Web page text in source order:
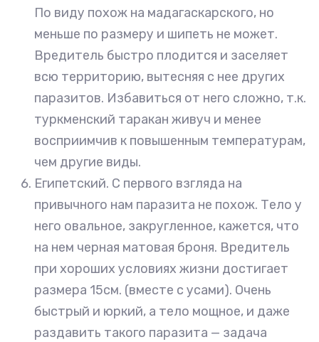
По виду похож на мадагаскарского, но
меньше по размеру и шипеть не может.
Вредитель быстро плодится и заселяет
всю территорию, вытесняя с нее других
паразитов. Избавиться от него сложно, т.к.
туркменский таракан живуч и менее
восприимчив к повышенным температурам,
чем другие виды.
Египетский. С первого взгляда на
привычного нам паразита не похож. Тело у
него овальное, закругленное, кажется, что
на нем черная матовая броня. Вредитель
при хороших условиях жизни достигает
размера 15см. (вместе с усами). Очень
быстрый и юркий, а тело мощное, и даже
раздавить такого паразита — задача